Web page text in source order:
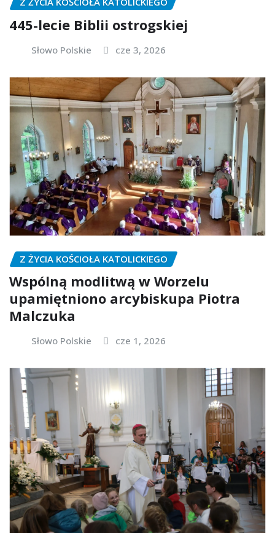
445-lecie Biblii ostrogskiej
Słowo Polskie cze 3, 2026
Z ŻYCIA KOŚCIOŁA KATOLICKIEGO
Wspólną modlitwą w Worzelu
upamiętniono arcybiskupa Piotra
Malczuka
Słowo Polskie cze 1, 2026